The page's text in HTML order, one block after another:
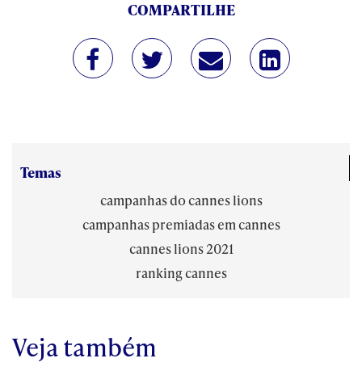
COMPARTILHE
Temas
campanhas do cannes lions
campanhas premiadas em cannes
cannes lions 2021
ranking cannes
Veja também